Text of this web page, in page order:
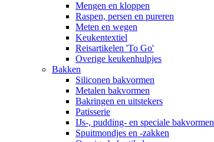
Mengen en kloppen
Raspen, persen en pureren
Meten en wegen
Keukentextiel
Reisartikelen 'To Go'
Overige keukenhulpjes
Bakken
Siliconen bakvormen
Metalen bakvormen
Bakringen en uitstekers
Patisserie
IJs-, pudding- en speciale bakvormen
Spuitmondjes en -zakken